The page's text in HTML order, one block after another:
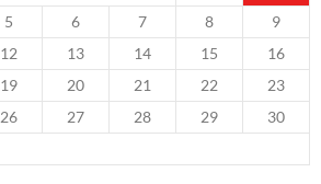
5 6 7 8
9
12 13 14 15
16
19 20 21 22
23
26 27 28 29
30